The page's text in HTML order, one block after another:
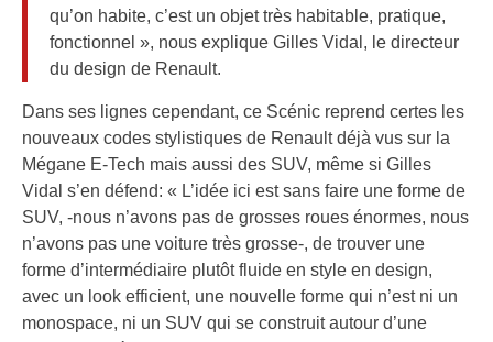
qu’on habite, c’est un objet très habitable, pratique,
fonctionnel », nous explique Gilles Vidal, le directeur
du design de Renault.
Dans ses lignes cependant, ce Scénic reprend certes les
nouveaux codes stylistiques de Renault déjà vus sur la
Mégane E-Tech mais aussi des SUV, même si Gilles
Vidal s’en défend: « L’idée ici est sans faire une forme de
SUV, -nous n’avons pas de grosses roues énormes, nous
n’avons pas une voiture très grosse-, de trouver une
forme d’intermédiaire plutôt fluide en style en design,
avec un look efficient, une nouvelle forme qui n’est ni un
monospace, ni un SUV qui se construit autour d’une